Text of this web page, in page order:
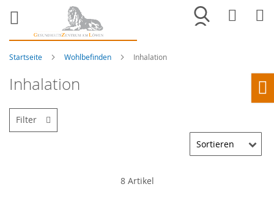
Merkliste
Startseite Wohlbefinden Inhalation
Inhalation
8Artikel
Filter